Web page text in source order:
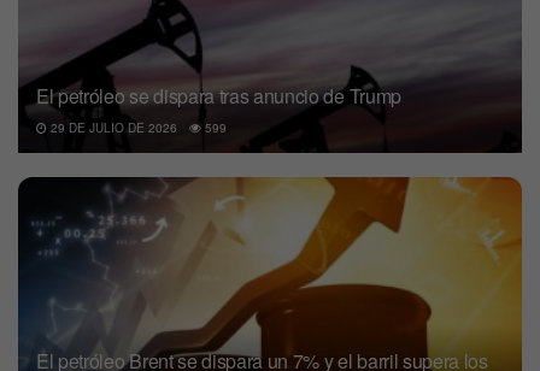
El petróleo se dispara tras anuncio de Trump
29 DE JULIO DE 2026 599
El petróleo Brent se dispara un 7% y el barril supera los